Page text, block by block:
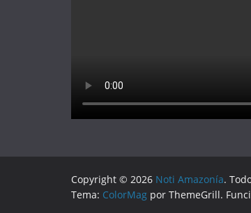
Copyright © 2026 Noti Amazonía.
Tema: ColorMag por ThemeGrill.